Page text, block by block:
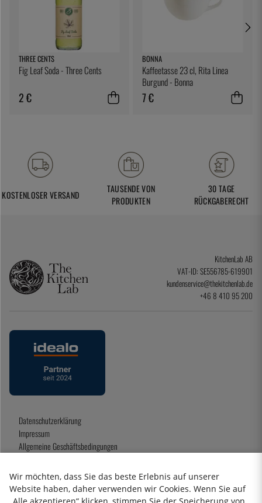
THREE CENTS
Fig Leaf Soda - Three Cents
2 €
BONNA
Kaffeetasse 23 cl, Rita Linea
Burgund - Bonna
7 €
KOSTENLOSER VERSAND
TAUSENDE VON
PRODUKTEN
30 TAGE
RÜCKGABERECHT
KitchenLab AB
VAT-ID: SE556785-619901
kundenservice@thekitchenlab.de
+46 8 410 95 200
Datenschutzerklärung
Impressum
Allgemeine Geschäftsbedingungen
Wir möchten, dass Sie das beste Erlebnis auf unserer
Website haben, daher verwenden wir Cookies. Wenn Sie auf